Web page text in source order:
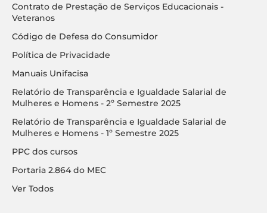
Contrato de Prestação de Serviços Educacionais -
Veteranos
Código de Defesa do Consumidor
Política de Privacidade
Manuais Unifacisa
Relatório de Transparência e Igualdade Salarial de
Mulheres e Homens - 2º Semestre 2025
Relatório de Transparência e Igualdade Salarial de
Mulheres e Homens - 1º Semestre 2025
PPC dos cursos
Portaria 2.864 do MEC
Ver Todos